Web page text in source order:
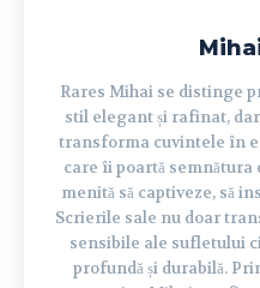
Rares Mihai se distinge
stil elegant și rafinat,
transforma cuvintele în
care îi poartă semnătura
menită să captiveze, să
Scrierile sale nu doar
sensibile ale sufletului
profundă și durabilă.